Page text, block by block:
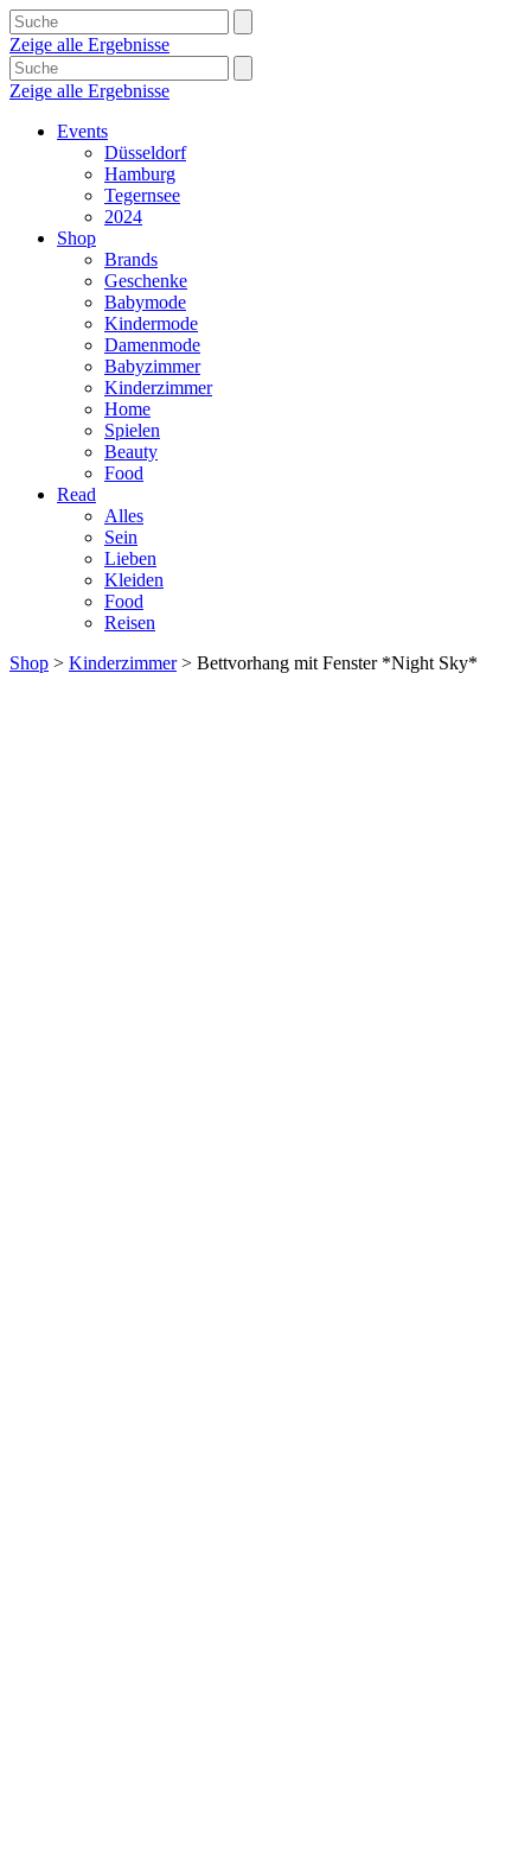
Zeige alle Ergebnisse
Zeige alle Ergebnisse
Events
Düsseldorf
Hamburg
Tegernsee
2024
Shop
Brands
Geschenke
Babymode
Kindermode
Damenmode
Babyzimmer
Kinderzimmer
Home
Spielen
Beauty
Food
Read
Alles
Sein
Lieben
Kleiden
Food
Reisen
Shop > Kinderzimmer> Bettvorhang mit Fenster *Night Sky*